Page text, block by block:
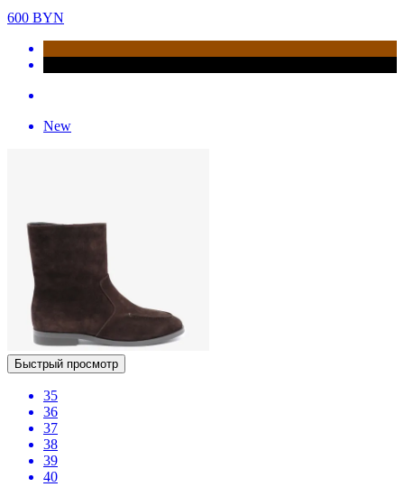
600 BYN
New
Быстрый просмотр
35
36
37
38
39
40